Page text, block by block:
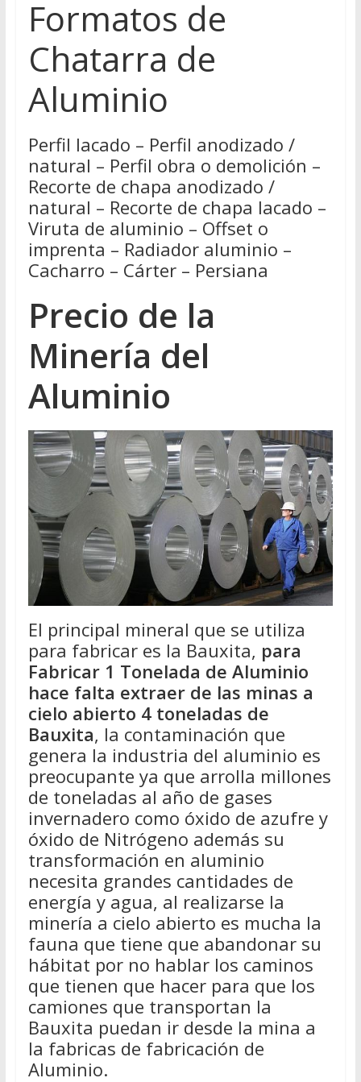
Formatos de
Chatarra de
Aluminio
Perfil lacado – Perfil anodizado /
natural – Perfil obra o demolición –
Recorte de chapa anodizado /
natural – Recorte de chapa lacado –
Viruta de aluminio – Offset o
imprenta – Radiador aluminio –
Cacharro – Cárter – Persiana
Precio de la
Minería del
Aluminio
El principal mineral que se utiliza
para fabricar es la Bauxita, para
Fabricar 1 Tonelada de Aluminio
hace falta extraer de las minas a
cielo abierto 4 toneladas de
Bauxita, la contaminación que
genera la industria del aluminio es
preocupante ya que arrolla millones
de toneladas al año de gases
invernadero como óxido de azufre y
óxido de Nitrógeno además su
transformación en aluminio
necesita grandes cantidades de
energía y agua, al realizarse la
minería a cielo abierto es mucha la
fauna que tiene que abandonar su
hábitat por no hablar los caminos
que tienen que hacer para que los
camiones que transportan la
Bauxita puedan ir desde la mina a
la fabricas de fabricación de
Aluminio.